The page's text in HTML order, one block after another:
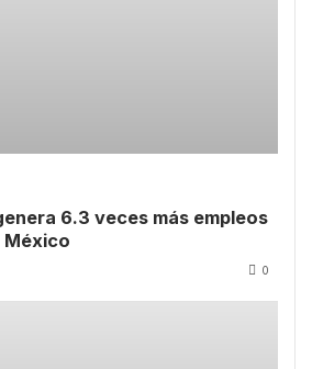
6.3 veces más empleos
México
0